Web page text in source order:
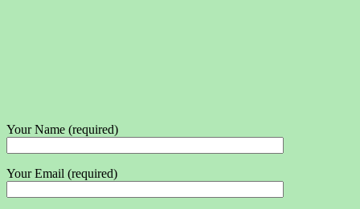
Your Name (required)
Your Email (required)